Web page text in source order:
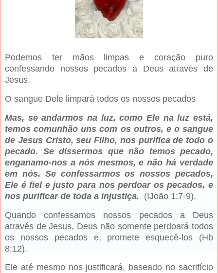
Podemos ter mãos limpas e coração puro
confessando nossos pecados a Deus através de
Jesus.
O sangue Dele limpará todos os nossos pecados
Mas, se andarmos na luz, como Ele na luz está,
temos comunhão uns com os outros, e o sangue
de Jesus Cristo, seu Filho, nos purifica de todo o
pecado. Se dissermos que não temos pecado,
enganamo-nos a nós mesmos, e não há verdade
em nós. Se confessarmos os nossos pecados,
Ele é fiel e justo para nos perdoar os pecados, e
nos purificar de toda a injustiça. (IJoão 1:7-9).
Quando confessamos nossos pecados a Deus
através de Jesus, Deus não somente perdoará todos
os nossos pecados e, promete esquecê-los (Hb
8:12).
Ele até mesmo nos justificará, baseado no sacrifício